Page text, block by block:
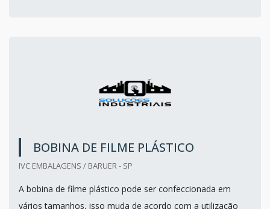
BOBINA DE FILME PLÁSTICO
IVC EMBALAGENS / BARUER - SP
A bobina de filme plástico pode ser confeccionada em
vários tamanhos, isso muda de acordo com a utilização